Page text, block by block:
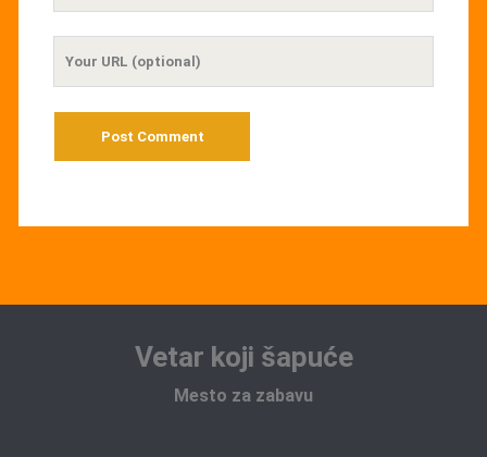
Vetar koji šapuće
Mesto za zabavu